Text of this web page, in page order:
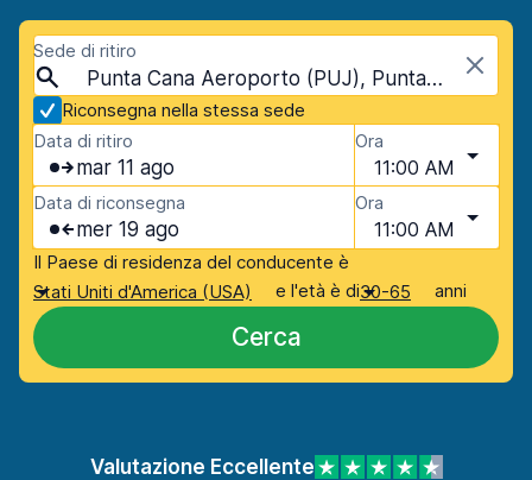
Sede di ritiro
Punta Cana Aeroporto (PUJ), Punta Cana, Repubblica Dominicana
Riconsegna nella stessa sede
Data di ritiro
mar 11 ago
Ora
11:00 AM
Data di riconsegna
mer 19 ago
Ora
11:00 AM
Il Paese di residenza del conducente è
Stati Uniti d'America (USA)
e l'età è di30-65 anni
Cerca
Valutazione Eccellente